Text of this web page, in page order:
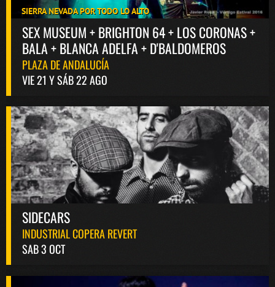
SIERRA NEVADA POR TODO LO ALTO
SEX MUSEUM + BRIGHTON 64 + LOS CORONAS +
BALA + BLANCA ADELFA + D'BALDOMEROS
PLAZA DE ANDALUCÍA
VIE 21 Y SÁB 22 AGO
SIDECARS
INDUSTRIAL COPERA REVERT
SAB 3 OCT